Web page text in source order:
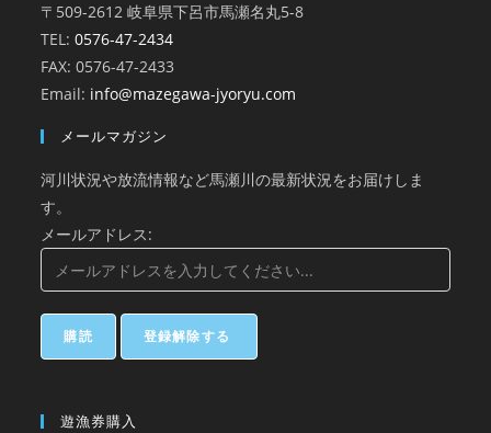
〒509-2612 岐阜県下呂市馬瀬名丸5-8
TEL:0576-47-2434
FAX: 0576-47-2433
Email: info@mazegawa-jyoryu.com
メールマガジン
河川状況や放流情報など馬瀬川の最新状況をお届けしま
す。
メールアドレス:
遊漁券購入